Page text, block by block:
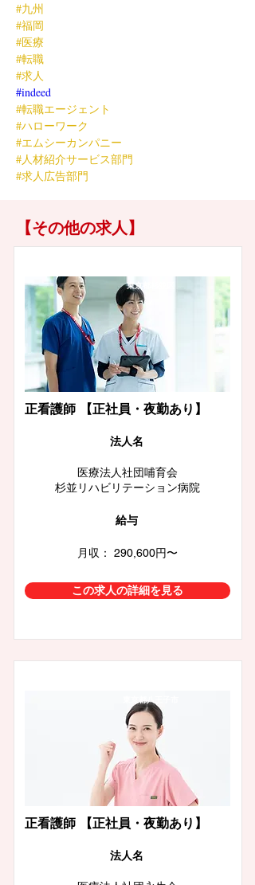
#九州
#福岡
#医療
#転職
#求人
#indeed
#転職エージェント
#ハローワーク
#エムシーカンパニー
#人材紹介サービス部門
#求人広告部門
【その他の求人】
東京都杉並区
正看護師 【正社員・夜勤あり】
​法人名
医療法人社団哺育会
杉並リハビリテーション病院
給与
月収： 290,600円〜
この求人の詳細を見る
東京都八王子市
正看護師 【正社員・夜勤あり】
​法人名